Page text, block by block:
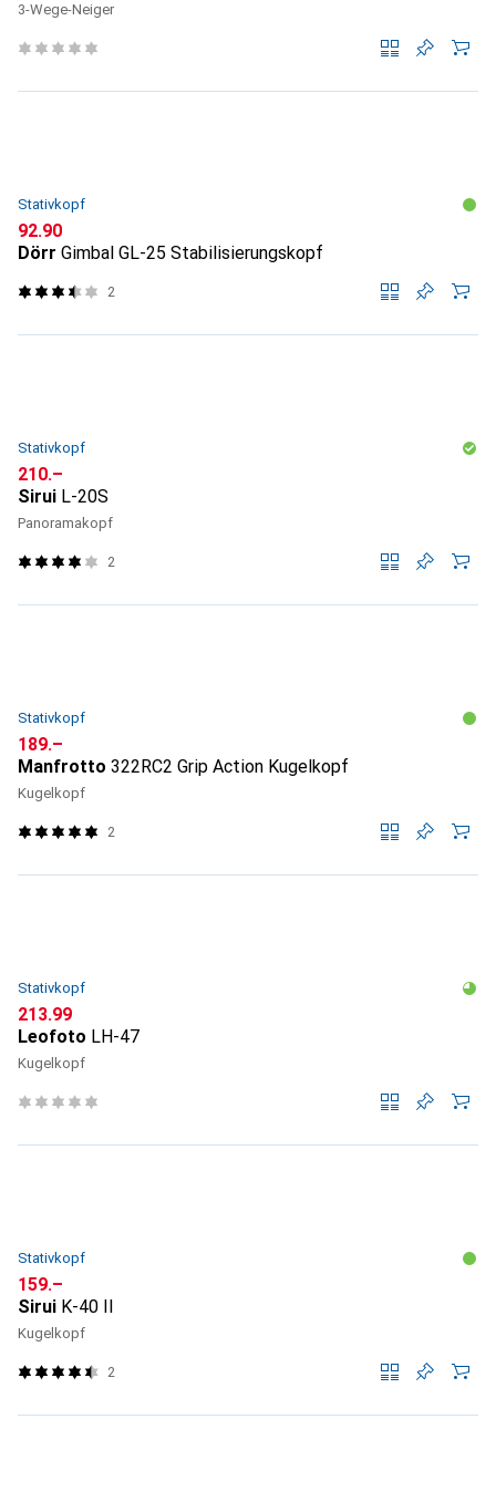
3-Wege-Neiger
Stativkopf
CHF
92.90
Dörr Gimbal GL-25 Stabilisierungskopf
2
Stativkopf
CHF
210.–
Sirui L-20S
Panoramakopf
2
Stativkopf
CHF
189.–
Manfrotto 322RC2 Grip Action Kugelkopf
Kugelkopf
2
Stativkopf
CHF
213.99
Leofoto LH-47
Kugelkopf
Stativkopf
CHF
159.–
Sirui K-40 II
Kugelkopf
2